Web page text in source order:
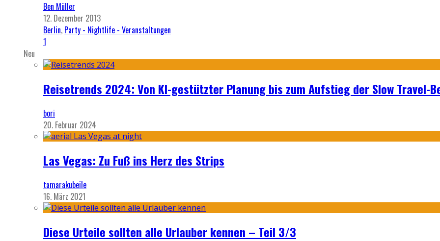
Ben Müller
12. Dezember 2013
Berlin, Party - Nightlife - Veranstaltungen
1
Neu
Reisetrends 2024: Von KI-gestützter Planung bis zum Aufstieg der Slow Travel-
bori
20. Februar 2024
Las Vegas: Zu Fuß ins Herz des Strips
tamarakubeile
16. März 2021
Diese Urteile sollten alle Urlauber kennen – Teil 3/3